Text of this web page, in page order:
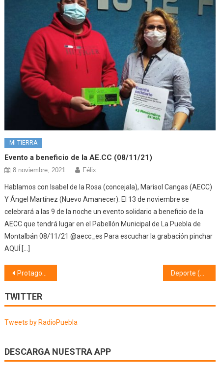
MI TIERRA
Evento a beneficio de la AE.CC (08/11/21)
8 noviembre, 2021 Félix
Hablamos con Isabel de la Rosa (concejala), Marisol Cangas (AECC)
Y Ángel Martínez (Nuevo Amanecer). El 13 de noviembre se
celebrará a las 9 de la noche un evento solidario a beneficio de la
AECC que tendrá lugar en el Pabellón Municipal de La Puebla de
Montalbán 08/11/21 @aecc_es Para escuchar la grabación pinchar
AQUÍ […]
Navegación
de
entradas
Protagonistas (13/12/18)
TWITTER
Tweets by RadioPuebla
DESCARGA NUESTRA APP